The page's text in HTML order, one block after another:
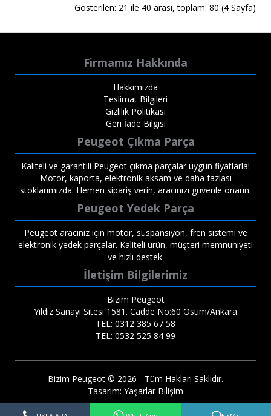
Gösterilen: 21 ile 40 arası, toplam: 80 (4 Sayfa)
Firmamız Hakkında
Hakkımızda
Teslimat Bilgileri
Gizlilik Politikası
Geri İade Bilgisi
Peugeot Çıkma Parça
Kaliteli ve garantili Peugeot çıkma parçalar uygun fiyatlarla!
Motor, kaporta, elektronik aksam ve daha fazlası
stoklarımızda. Hemen sipariş verin, aracınızı güvenle onarın.
Peugeot Yedek Parça
Peugeot aracınız için motor, süspansiyon, fren sistemi ve
elektronik yedek parçalar. Kaliteli ürün, müşteri memnuniyeti
ve hızlı destek.
İletişim Bilgilerimiz
Bizim Peugeot
Yıldız Sanayi Sitesi 1581. Cadde No:60 Ostim/Ankara
TEL: 0312 385 67 58
TEL: 0532 525 84 99
Bizim Peugeot © 2026 - Tüm Hakları Saklıdır.
Tasarım: Yaşarlar Bilişim